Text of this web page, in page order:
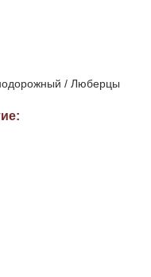
/ Люберцы
: